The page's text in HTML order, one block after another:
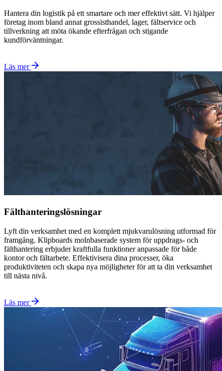
Hantera din logistik på ett smartare och mer effektivt sätt. Vi hjälper
företag inom bland annat grossisthandel, lager, fältservice och
tillverkning att möta ökande efterfrågan och stigande
kundförväntningar.
Läs mer
Fälthanteringslösningar
Lyft din verksamhet med en komplett mjukvarulösning utformad för
framgång. Klipboards molnbaserade system för uppdrags- och
fälthantering erbjuder kraftfulla funktioner anpassade för både
kontor och fältarbete. Effektivisera dina processer, öka
produktiviteten och skapa nya möjligheter för att ta din verksamhet
till nästa nivå.
Läs mer